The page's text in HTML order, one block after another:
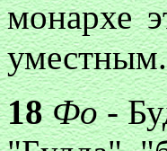
монархе
уместным.
18 Фо-